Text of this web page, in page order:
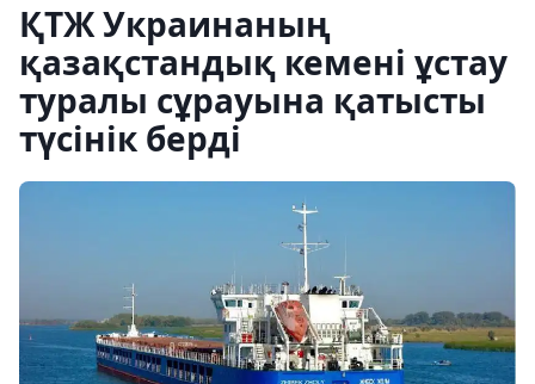
ҚТЖ Украинаның
қазақстандық кемені ұстау
туралы сұрауына қатысты
түсінік берді